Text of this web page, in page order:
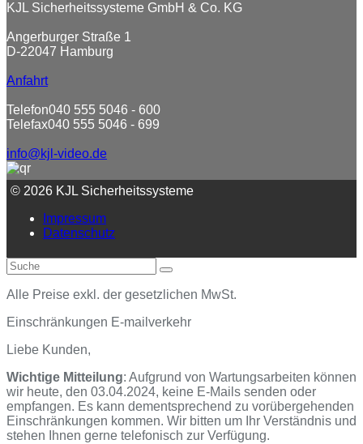
KJL Sicherheitssysteme GmbH & Co. KG
Angerburger Straße 1
D-22047 Hamburg
Anfahrt
Telefon040 555 5046 - 600
Telefax040 555 5046 - 699
info@kjl-video.de
© 2026 KJL Sicherheitssysteme
Impressum
Datenschutz
An
den
Anfang
Suche
Senden
Alle Preise exkl. der gesetzlichen MwSt.
Einschränkungen E-mailverkehr
Liebe Kunden,
Wichtige Mitteilung: Aufgrund von Wartungsarbeiten können
wir heute, den 03.04.2024, keine E-Mails senden oder
empfangen. Es kann dementsprechend zu vorübergehenden
Einschränkungen kommen. Wir bitten um Ihr Verständnis und
stehen Ihnen gerne telefonisch zur Verfügung.